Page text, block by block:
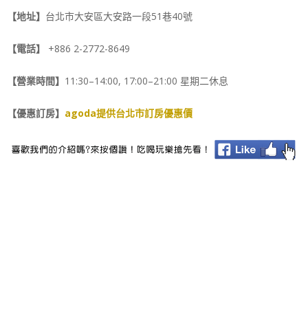
【地址】 台北市大安區大安路一段51巷40號
【電話】 +886 2-2772-8649
【營業時間】 11:30–14:00, 17:00–21:00 星期二休息
【優惠訂房】 agoda提供台北市訂房優惠價